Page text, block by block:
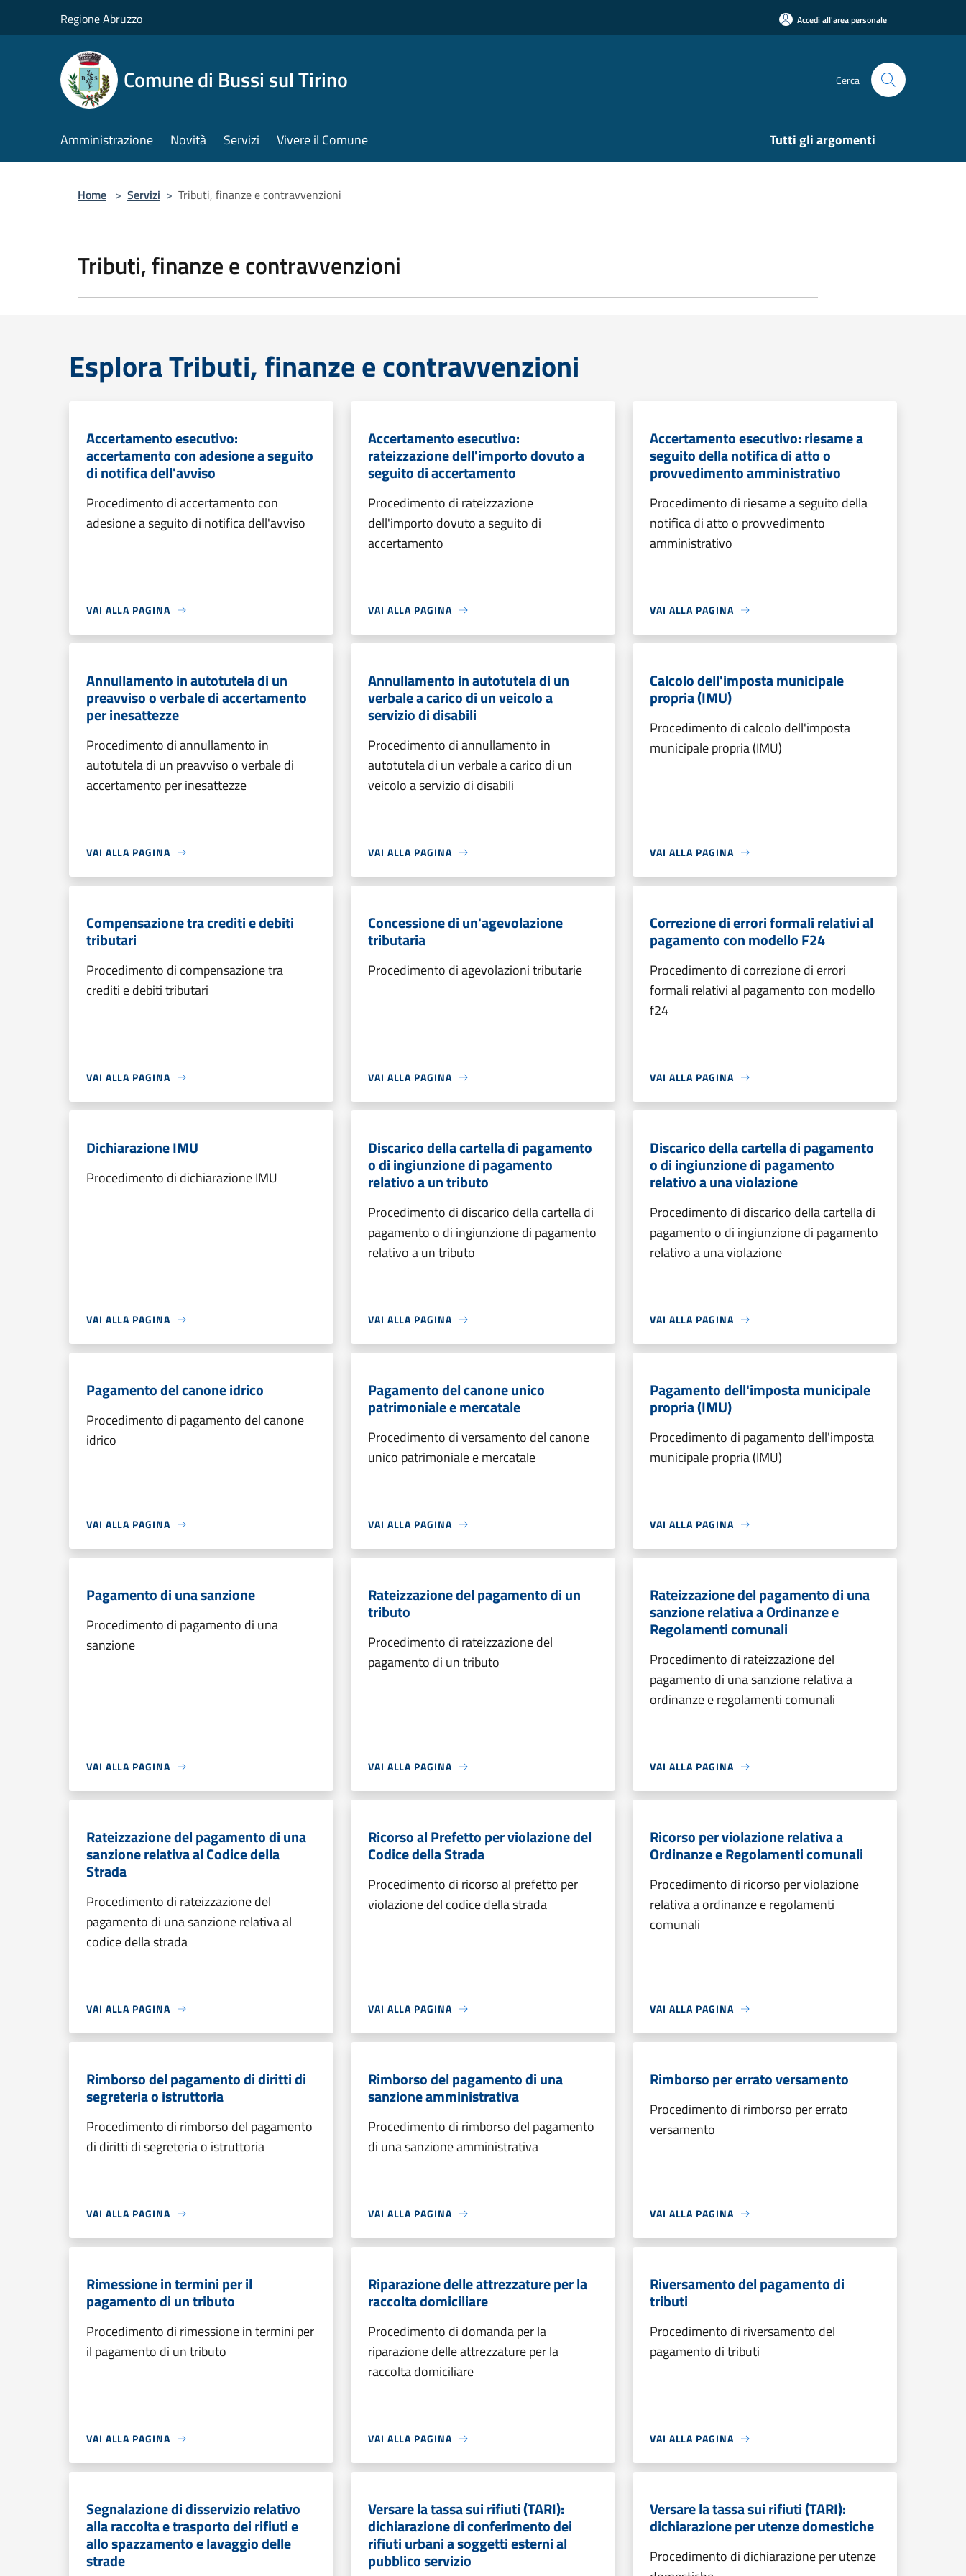
Regione Abruzzo Accedi all'area personale
Comune di Bussi sul Tirino Cerca
Amministrazione Novità Servizi Vivere il Comune Tutti gli argomenti
Home > Servizi > Tributi, finanze e contravvenzioni
Tributi, finanze e contravvenzioni
Esplora Tributi, finanze e contravvenzioni
Accertamento esecutivo:
accertamento con adesione a seguito
di notifica dell'avviso
Procedimento di accertamento con
adesione a seguito di notifica dell'avviso
VAI ALLA PAGINA
Accertamento esecutivo:
rateizzazione dell'importo dovuto a
seguito di accertamento
Procedimento di rateizzazione
dell'importo dovuto a seguito di
accertamento
VAI ALLA PAGINA
Accertamento esecutivo: riesame a
seguito della notifica di atto o
provvedimento amministrativo
Procedimento di riesame a seguito della
notifica di atto o provvedimento
amministrativo
VAI ALLA PAGINA
Annullamento in autotutela di un
preavviso o verbale di accertamento
per inesattezze
Procedimento di annullamento in
autotutela di un preavviso o verbale di
accertamento per inesattezze
VAI ALLA PAGINA
Annullamento in autotutela di un
verbale a carico di un veicolo a
servizio di disabili
Procedimento di annullamento in
autotutela di un verbale a carico di un
veicolo a servizio di disabili
VAI ALLA PAGINA
Calcolo dell'imposta municipale
propria (IMU)
Procedimento di calcolo dell'imposta
municipale propria (IMU)
VAI ALLA PAGINA
Compensazione tra crediti e debiti
tributari
Procedimento di compensazione tra
crediti e debiti tributari
VAI ALLA PAGINA
Concessione di un'agevolazione
tributaria
Procedimento di agevolazioni tributarie
VAI ALLA PAGINA
Correzione di errori formali relativi al
pagamento con modello F24
Procedimento di correzione di errori
formali relativi al pagamento con modello
f24
VAI ALLA PAGINA
Dichiarazione IMU
Procedimento di dichiarazione IMU
VAI ALLA PAGINA
Discarico della cartella di pagamento
o di ingiunzione di pagamento
relativo a un tributo
Procedimento di discarico della cartella di
pagamento o di ingiunzione di pagamento
relativo a un tributo
VAI ALLA PAGINA
Discarico della cartella di pagamento
o di ingiunzione di pagamento
relativo a una violazione
Procedimento di discarico della cartella di
pagamento o di ingiunzione di pagamento
relativo a una violazione
VAI ALLA PAGINA
Pagamento del canone idrico
Procedimento di pagamento del canone
idrico
VAI ALLA PAGINA
Pagamento del canone unico
patrimoniale e mercatale
Procedimento di versamento del canone
unico patrimoniale e mercatale
VAI ALLA PAGINA
Pagamento dell'imposta municipale
propria (IMU)
Procedimento di pagamento dell'imposta
municipale propria (IMU)
VAI ALLA PAGINA
Pagamento di una sanzione
Procedimento di pagamento di una
sanzione
VAI ALLA PAGINA
Rateizzazione del pagamento di un
tributo
Procedimento di rateizzazione del
pagamento di un tributo
VAI ALLA PAGINA
Rateizzazione del pagamento di una
sanzione relativa a Ordinanze e
Regolamenti comunali
Procedimento di rateizzazione del
pagamento di una sanzione relativa a
ordinanze e regolamenti comunali
VAI ALLA PAGINA
Rateizzazione del pagamento di una
sanzione relativa al Codice della
Strada
Procedimento di rateizzazione del
pagamento di una sanzione relativa al
codice della strada
VAI ALLA PAGINA
Ricorso al Prefetto per violazione del
Codice della Strada
Procedimento di ricorso al prefetto per
violazione del codice della strada
VAI ALLA PAGINA
Ricorso per violazione relativa a
Ordinanze e Regolamenti comunali
Procedimento di ricorso per violazione
relativa a ordinanze e regolamenti
comunali
VAI ALLA PAGINA
Rimborso del pagamento di diritti di
segreteria o istruttoria
Procedimento di rimborso del pagamento
di diritti di segreteria o istruttoria
VAI ALLA PAGINA
Rimborso del pagamento di una
sanzione amministrativa
Procedimento di rimborso del pagamento
di una sanzione amministrativa
VAI ALLA PAGINA
Rimborso per errato versamento
Procedimento di rimborso per errato
versamento
VAI ALLA PAGINA
Rimessione in termini per il
pagamento di un tributo
Procedimento di rimessione in termini per
il pagamento di un tributo
VAI ALLA PAGINA
Riparazione delle attrezzature per la
raccolta domiciliare
Procedimento di domanda per la
riparazione delle attrezzature per la
raccolta domiciliare
VAI ALLA PAGINA
Riversamento del pagamento di
tributi
Procedimento di riversamento del
pagamento di tributi
VAI ALLA PAGINA
Segnalazione di disservizio relativo
alla raccolta e trasporto dei rifiuti e
allo spazzamento e lavaggio delle
strade
Versare la tassa sui rifiuti (TARI):
dichiarazione di conferimento dei
rifiuti urbani a soggetti esterni al
pubblico servizio
Versare la tassa sui rifiuti (TARI):
dichiarazione per utenze domestiche
Procedimento di dichiarazione per utenze